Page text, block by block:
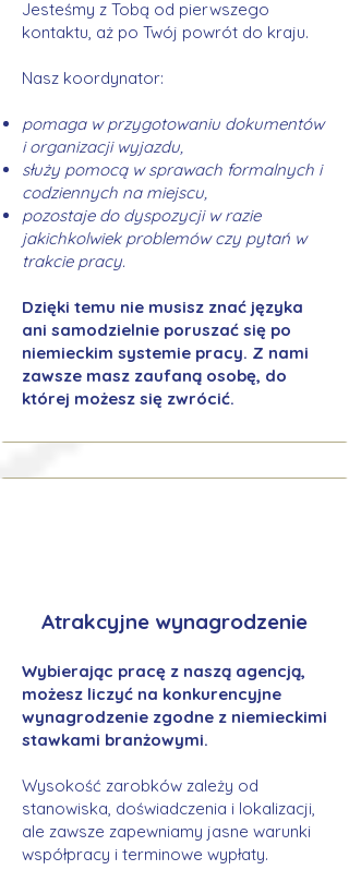
Jesteśmy z Tobą od pierwszego
kontaktu, aż po Twój powrót do kraju.
Nasz koordynator:
pomaga w przygotowaniu dokumentów
i organizacji wyjazdu,
służy pomocą w sprawach formalnych i
codziennych na miejscu,
pozostaje do dyspozycji w razie
jakichkolwiek problemów czy pytań w
trakcie pracy.
Dzięki temu nie musisz znać języka
ani samodzielnie poruszać się po
niemieckim systemie pracy. Z nami
zawsze masz zaufaną osobę, do
której możesz się zwrócić.
Atrakcyjne wynagrodzenie
Wybierając pracę z naszą agencją,
możesz liczyć na konkurencyjne
wynagrodzenie zgodne z niemieckimi
stawkami branżowymi.
Wysokość zarobków zależy od
stanowiska, doświadczenia i lokalizacji,
ale zawsze zapewniamy jasne warunki
współpracy i terminowe wypłaty.